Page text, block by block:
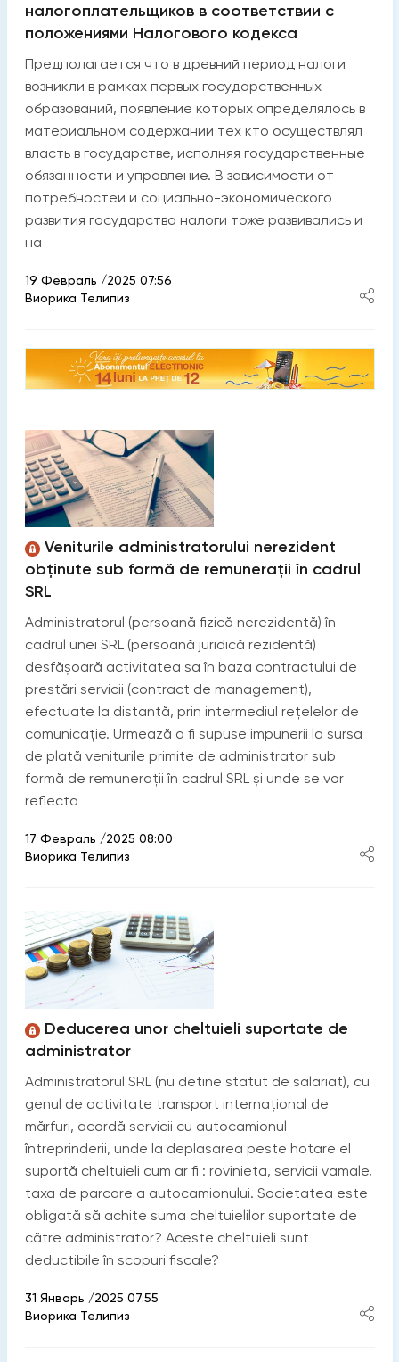
налогоплательщиков в соответствии с
положениями Налогового кодекса
Предполагается что в древний период налоги
возникли в рамках первых государственных
образований, появление которых определялось в
материальном содержании тех кто осуществлял
власть в государстве, исполняя государственные
обязанности и управление. В зависимости от
потребностей и социально-экономического
развития государства налоги тоже развивались и
на
19 Февраль /2025 07:56
Виорика Телипиз
Veniturile administratorului nerezident
obținute sub formă de remunerații în cadrul
SRL
Administratorul (persoană fizică nerezidentă) în
cadrul unei SRL (persoană juridică rezidentă)
desfășoară activitatea sa în baza contractului de
prestări servicii (contract de management),
efectuate la distantă, prin intermediul rețelelor de
comunicație. Urmează a fi supuse impunerii la sursa
de plată veniturile primite de administrator sub
formă de remunerații în cadrul SRL și unde se vor
reflecta
17 Февраль /2025 08:00
Виорика Телипиз
Deducerea unor cheltuieli suportate de
administrator
Administratorul SRL (nu deține statut de salariat), cu
genul de activitate transport internațional de
mărfuri, acordă servicii cu autocamionul
întreprinderii, unde la deplasarea peste hotare el
suportă cheltuieli cum ar fi : rovinieta, servicii vamale,
taxa de parcare a autocamionului. Societatea este
obligată să achite suma cheltuielilor suportate de
către administrator? Aceste cheltuieli sunt
deductibile în scopuri fiscale?
31 Январь /2025 07:55
Виорика Телипиз